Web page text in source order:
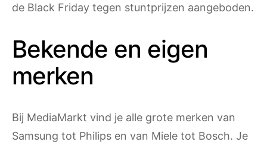
de Black Friday tegen stuntprijzen aangeboden.
Bekende en eigen
merken
Bij MediaMarkt vind je alle grote merken van
Samsung tot Philips en van Miele tot Bosch. Je